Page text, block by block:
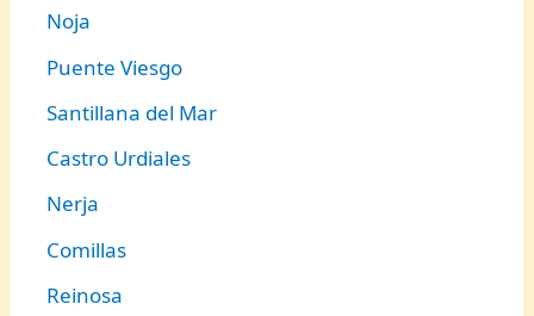
Noja
Puente Viesgo
Santillana del Mar
Castro Urdiales
Nerja
Comillas
Reinosa